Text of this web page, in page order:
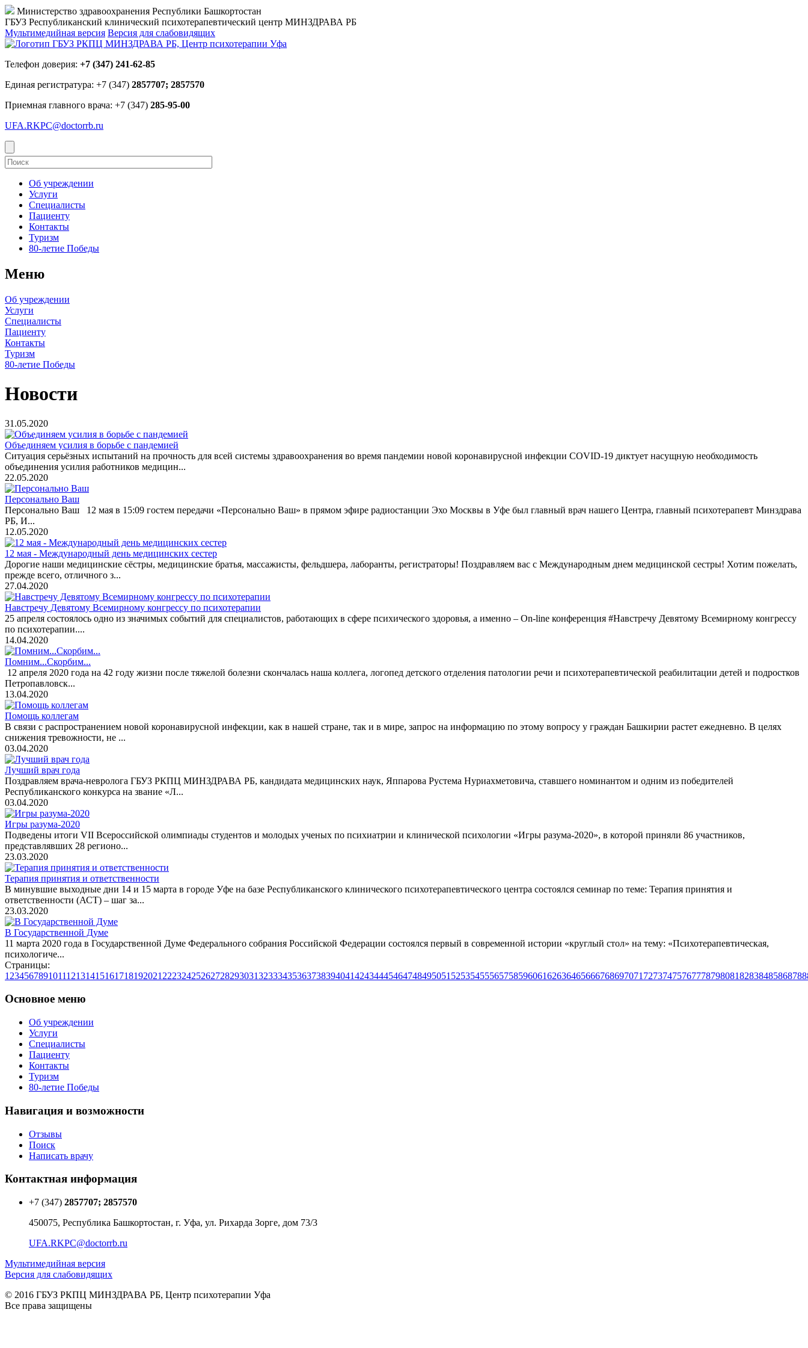
Министерство здравоохранения Республики Башкортостан
ГБУЗ Республиканский клинический психотерапевтический центр МИНЗДРАВА РБ
Мультимедийная версия Версия для слабовидящих
Телефон доверия: +7 (347) 241-62-85
Единая регистратура: +7 (347) 2857707; 2857570
Приемная главного врача: +7 (347) 285-95-00
UFA.RKPC@doctorrb.ru
Об учреждении
Услуги
Специалисты
Пациенту
Контакты
Туризм
80-летие Победы
Меню
Об учреждении
Услуги
Специалисты
Пациенту
Контакты
Туризм
80-летие Победы
Новости
31.05.2020
Объединяем усилия в борьбе с пандемией
Ситуация серьёзных испытаний на прочность для всей системы здравоохранения во время пандемии новой коронавирусной инфекции COVID-19 диктует насущную необходимость
объединения усилия работников медицин...
22.05.2020
Персонально Ваш
Персонально Ваш 12 мая в 15:09 гостем передачи «Персонально Ваш» в прямом эфире радиостанции Эхо Москвы в Уфе был главный врач нашего Центра, главный психотерапевт Минздрава
РБ, И...
12.05.2020
12 мая - Международный день медицинских сестер
Дорогие наши медицинские сёстры, медицинские братья, массажисты, фельдшера, лаборанты, регистраторы! Поздравляем вас с Международным днем медицинской сестры! Хотим пожелать,
прежде всего, отличного з...
27.04.2020
Навстречу Девятому Всемирному конгрессу по психотерапии
25 апреля состоялось одно из значимых событий для специалистов, работающих в сфере психического здоровья, а именно – On-line конференция #Навстречу Девятому Всемирному конгрессу
по психотерапии....
14.04.2020
Помним...Скорбим...
12 апреля 2020 года на 42 году жизни после тяжелой болезни скончалась наша коллега, логопед детского отделения патологии речи и психотерапевтической реабилитации детей и подростков
Петропавловск...
13.04.2020
Помощь коллегам
В связи с распространением новой коронавирусной инфекции, как в нашей стране, так и в мире, запрос на информацию по этому вопросу у граждан Башкирии растет ежедневно. В целях
снижения тревожности, не ...
03.04.2020
Лучший врач года
Поздравляем врача-невролога ГБУЗ РКПЦ МИНЗДРАВА РБ, кандидата медицинских наук, Яппарова Рустема Нуриахметовича, ставшего номинантом и одним из победителей
Республиканского конкурса на звание «Л...
03.04.2020
Игры разума-2020
Подведены итоги VII Всероссийской олимпиады студентов и молодых ученых по психиатрии и клинической психологии «Игры разума-2020», в которой приняли 86 участников,
представлявших 28 регионо...
23.03.2020
Терапия принятия и ответственности
В минувшие выходные дни 14 и 15 марта в городе Уфе на базе Республиканского клинического психотерапевтического центра состоялся семинар по теме: Терапия принятия и
ответственности (АСТ) – шаг за...
23.03.2020
В Государственной Думе
11 марта 2020 года в Государственной Думе Федерального собрания Российской Федерации состоялся первый в современной истории «круглый стол» на тему: «Психотерапевтическая,
психологиче...
Страницы:
1 23456789101112131415161718192021 222324252627282930313233343536373839404142434445464748495051 5253545556575859606162636465666768697071 7273747576777879808182838485868788
Основное меню
Об учреждении
Услуги
Специалисты
Пациенту
Контакты
Туризм
80-летие Победы
Навигация и возможности
Отзывы
Поиск
Написать врачу
Контактная информация
+7 (347) 2857707; 2857570
450075, Республика Башкортостан, г. Уфа, ул. Рихарда Зорге, дом 73/3
UFA.RKPC@doctorrb.ru
Мультимедийная версия
Версия для слабовидящих
© 2016 ГБУЗ РКПЦ МИНЗДРАВА РБ, Центр психотерапии Уфа
Все права защищены